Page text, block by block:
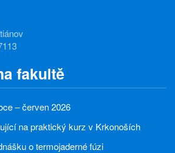
fakultě
– červen 2026
na praktický kurz v Krkonoších
o termojaderné fúzi